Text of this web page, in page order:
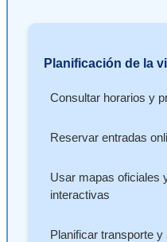
Planificación de la
Consultar horarios y
Reservar entradas
Usar mapas oficiales
interactivas
Planificar transporte